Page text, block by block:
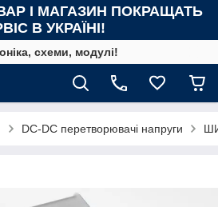
І МАГАЗИН ПОКРАЩАТЬ
В УКРАЇНІ!
схеми, модулі!
DC-DC перетворювачі напруги